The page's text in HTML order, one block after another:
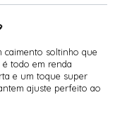
caimento soltinho que
todo em renda
e um toque super
ajuste perfeito ao